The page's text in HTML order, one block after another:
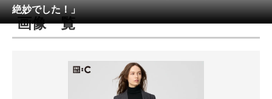
メディア
注目記事を集めた総合ページ
スマホと通信の最新トレンド
絶妙でした！」
画像一覧